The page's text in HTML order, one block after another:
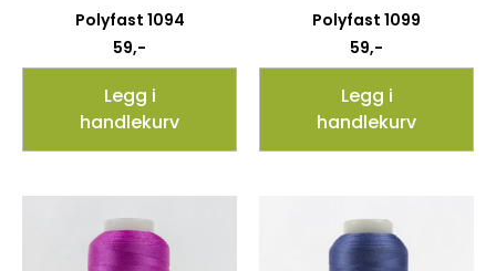
Polyfast 1094
59,-
Legg i
handlekurv
Polyfast 1099
59,-
Legg i
handlekurv